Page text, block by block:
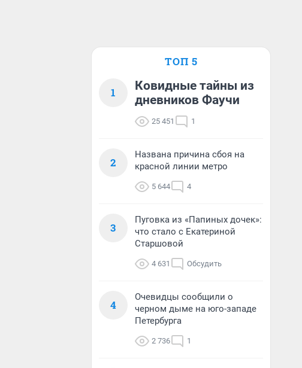
ТОП 5
1
Ковидные тайны из
дневников Фаучи
25 451 1
2
Названа причина сбоя на
красной линии метро
5 644 4
3
Пуговка из «Папиных дочек»:
что стало с Екатериной
Старшовой
4 631 Обсудить
4
Очевидцы сообщили о
черном дыме на юго-западе
Петербурга
2 736 1